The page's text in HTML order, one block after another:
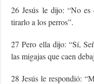
26 Jesús le dijo: “No
tirarlo a los perros”.
27 Pero ella dijo: “Sí,
las migajas que caen
28 Jesús le respondió: